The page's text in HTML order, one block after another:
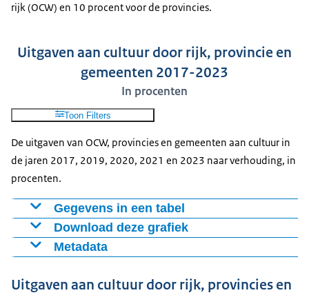
rijk (OCW) en 10 procent voor de provincies.
Uitgaven aan cultuur door rijk, provincie en
gemeenten 2017-2023
In procenten
Toon Filters
De uitgaven van OCW, provincies en gemeenten aan cultuur in
de jaren 2017, 2019, 2020, 2021 en 2023 naar verhouding, in
procenten.
Gegevens in een tabel
PeriodeOCW (Artikel 14)Provincies
2017 27%
2020 37% 9%
54%
Download deze grafiek
Figuur als PNG
Metadata
Uitgaven aan cultuur door rijk, provincies en